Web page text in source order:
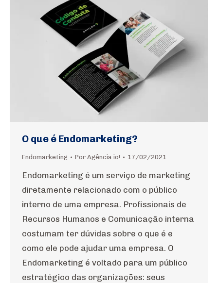
O que é Endomarketing?
Endomarketing Por Agência io! 17/02/2021
Endomarketing é um serviço de marketing
diretamente relacionado com o público
interno de uma empresa. Profissionais de
Recursos Humanos e Comunicação interna
costumam ter dúvidas sobre o que é e
como ele pode ajudar uma empresa. O
Endomarketing é voltado para um público
estratégico das organizações: seus